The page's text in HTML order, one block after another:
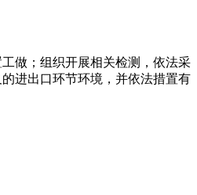
做；组织开展相关检测，依法采
进出口环节环境，并依法措置有